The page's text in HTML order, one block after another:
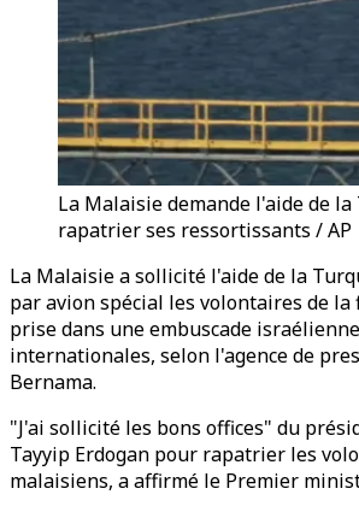
La Malaisie demande l'aide de
rapatrier ses ressortissants / AP
La Malaisie a sollicité l'aide de la
par avion spécial les volontaires de
prise dans une embuscade
internationales, selon l'agence de
Bernama.
"J'ai sollicité les bons offices" du
Tayyip Erdogan pour rapatrier les
malaisiens, a affirmé le Premier